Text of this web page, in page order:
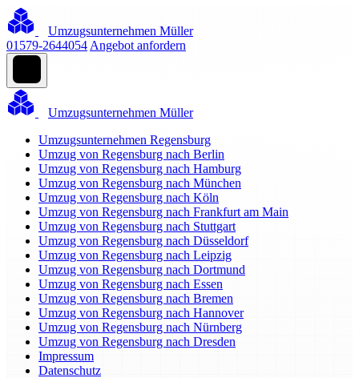
Umzugsunternehmen Müller
01579-2644054 Angebot anfordern
Umzugsunternehmen Müller
Umzugsunternehmen Regensburg
Umzug von Regensburg nach Berlin
Umzug von Regensburg nach Hamburg
Umzug von Regensburg nach München
Umzug von Regensburg nach Köln
Umzug von Regensburg nach Frankfurt am Main
Umzug von Regensburg nach Stuttgart
Umzug von Regensburg nach Düsseldorf
Umzug von Regensburg nach Leipzig
Umzug von Regensburg nach Dortmund
Umzug von Regensburg nach Essen
Umzug von Regensburg nach Bremen
Umzug von Regensburg nach Hannover
Umzug von Regensburg nach Nürnberg
Umzug von Regensburg nach Dresden
Impressum
Datenschutz